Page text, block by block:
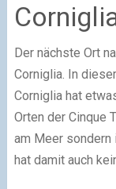
Der nächste Ort
Corniglia. In
Corniglia hat
Orten der Cinque
am Meer sondern
hat damit auch